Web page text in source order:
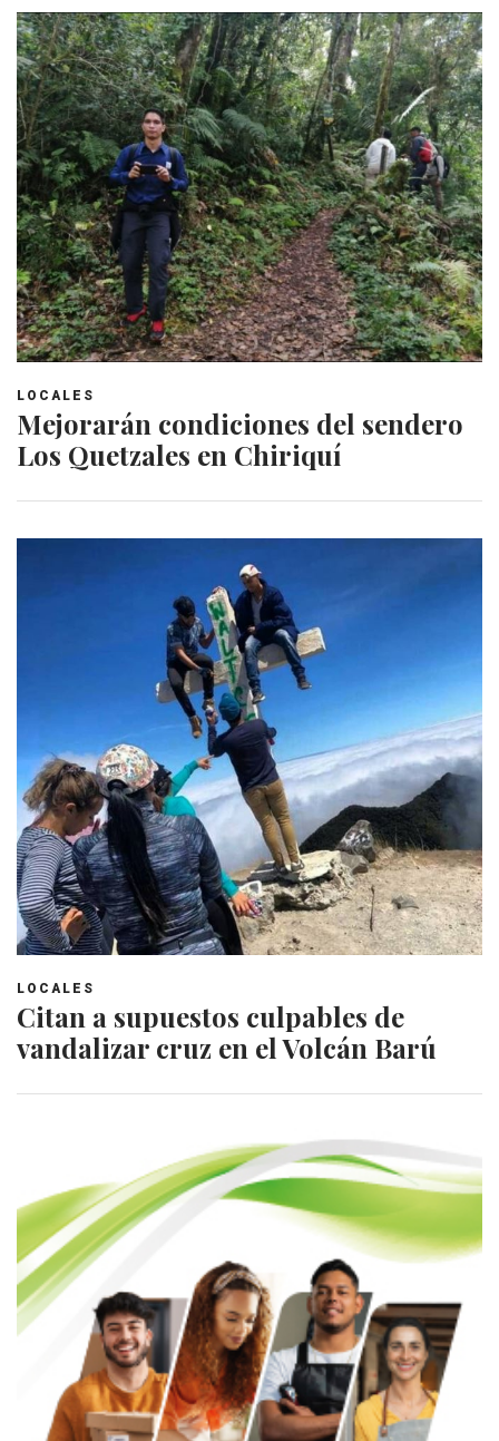
LOCALES
Mejorarán condiciones del sendero
Los Quetzales en Chiriquí
LOCALES
Citan a supuestos culpables de
vandalizar cruz en el Volcán Barú